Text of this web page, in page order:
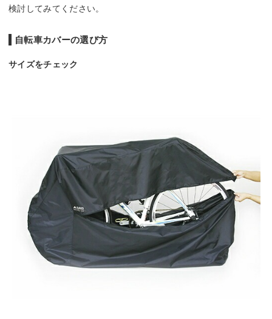
検討してみてください。
自転車カバーの選び方
サイズをチェック